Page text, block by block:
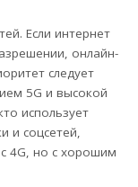
Если интернет
онлайн-
следует
5G и высокой
использует
и соцсетей,
4G, но с хорошим